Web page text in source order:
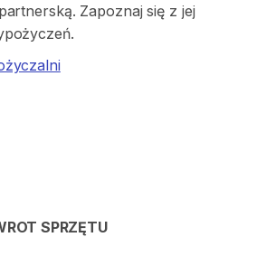
Zapoznaj się z jej
SPRZĘTU